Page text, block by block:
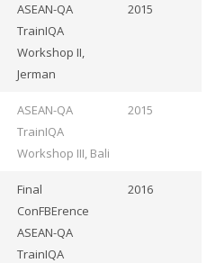
ASEAN-QA
TrainIQA
Workshop II,
Jerman
2015
ASEAN-QA
TrainIQA
Workshop III, Bali
2015
Final
ConFBErence
ASEAN-QA
TrainIQA
2016